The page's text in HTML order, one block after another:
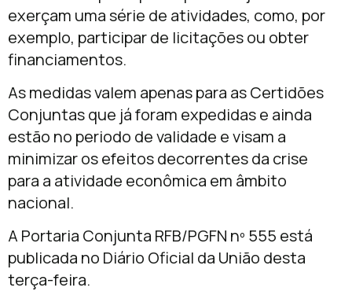
exerçam uma série de atividades, como, por
exemplo, participar de licitações ou obter
financiamentos.
As medidas valem apenas para as Certidões
Conjuntas que já foram expedidas e ainda
estão no periodo de validade e visam a
minimizar os efeitos decorrentes da crise
para a atividade econômica em âmbito
nacional.
A Portaria Conjunta RFB/PGFN nº 555 está
publicada no Diário Oficial da União desta
terça-feira.